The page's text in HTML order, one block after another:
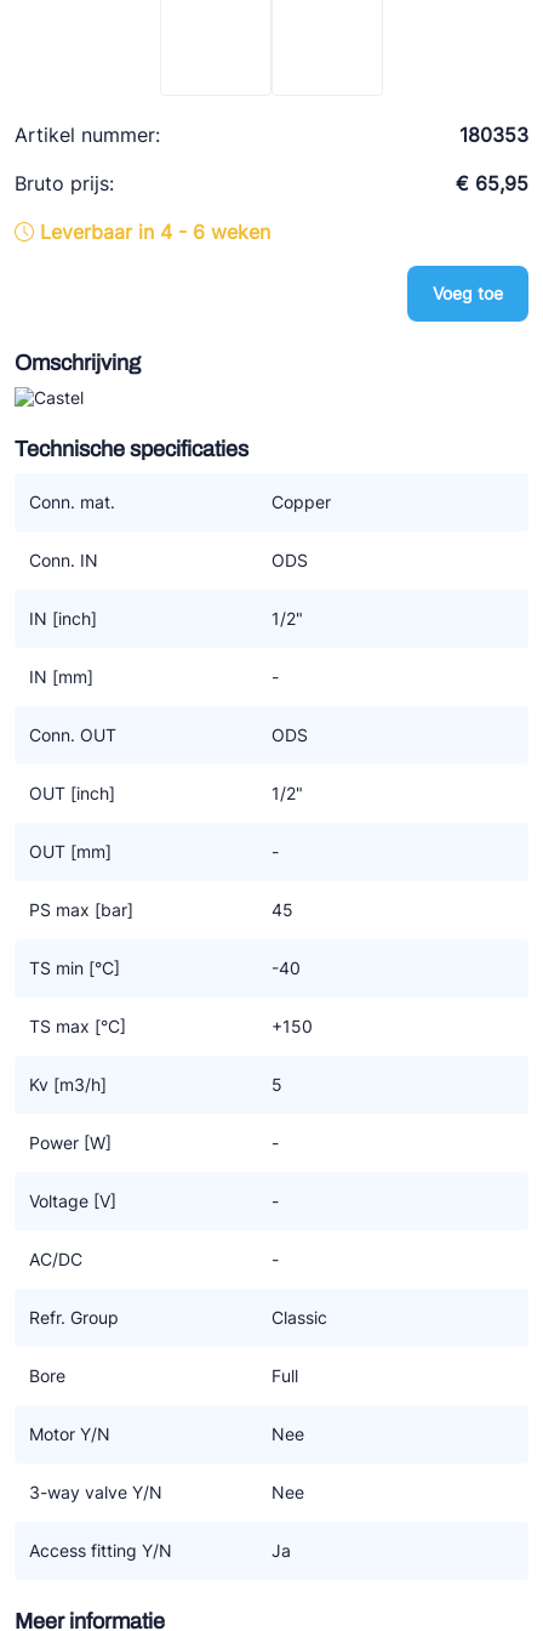
Artikel nummer:
180353
Bruto prijs:
€ 65,95
Leverbaar in 4 - 6 weken
Voeg toe
Omschrijving
Technische specificaties
Conn. mat. Copper
Conn. IN ODS
IN [inch] 1/2"
IN [mm] -
Conn. OUT ODS
OUT [inch] 1/2"
OUT [mm] -
PS max [bar] 45
TS min [°C] -40
TS max [°C] +150
Kv [m3/h] 5
Power [W] -
Voltage [V] -
AC/DC -
Refr. Group Classic
Bore Full
Motor Y/N Nee
3-way valve Y/N Nee
Access fitting Y/N Ja
Meer informatie